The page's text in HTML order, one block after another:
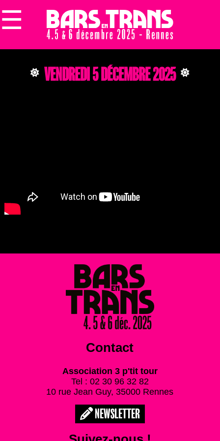
☰
VENDREDI 5 DÉCEMBRE 2025
Contact
Association 3 p'tit tour
Tel : 02 30 96 32 82
10 rue Jean Guy, 35000 Rennes
NEWSLETTER